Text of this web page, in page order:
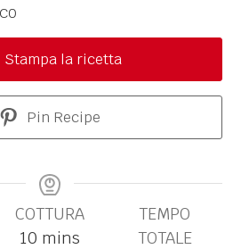
Stampa la ricetta
Pin Recipe
COTTURA
10 mins
TEMPO
TOTALE